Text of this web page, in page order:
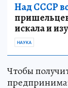
Над СССР
искала и
НАУКА
Чтобы